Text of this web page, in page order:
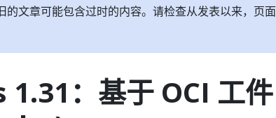
的文章可能包含过时的内容。请检查从发表以来，页
：基于 OCI 工件